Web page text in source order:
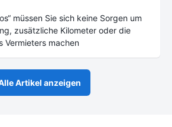
müssen Sie sich keine Sorgen um
zusätzliche Kilometer oder die
Vermieters machen
Artikel anzeigen